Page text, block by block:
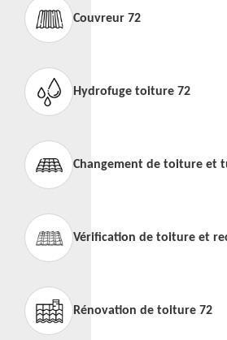
Couvreur 72
Hydrofuge toiture 72
Changement de toiture et
Vérification de toiture et
Rénovation de toiture 72